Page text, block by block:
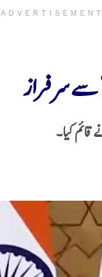
ADVERTISEMENT
سے سرفراز